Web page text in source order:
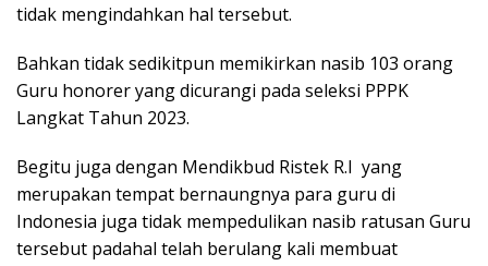
tidak mengindahkan hal tersebut.
Bahkan tidak sedikitpun memikirkan nasib 103 orang
Guru honorer yang dicurangi pada seleksi PPPK
Langkat Tahun 2023.
Begitu juga dengan Mendikbud Ristek R.I yang
merupakan tempat bernaungnya para guru di
Indonesia juga tidak mempedulikan nasib ratusan Guru
tersebut padahal telah berulang kali membuat